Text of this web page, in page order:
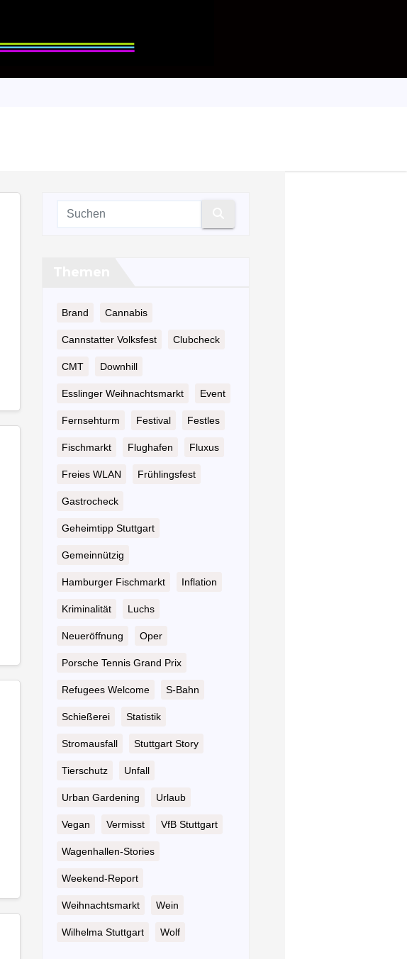
Brand Cannabis
Cannstatter Volksfest Clubcheck
CMT Downhill
Esslinger Weihnachtsmarkt Event
Fernsehturm Festival Festles
Fischmarkt Flughafen Fluxus
Freies WLAN Frühlingsfest
Gastrocheck
Geheimtipp Stuttgart
Gemeinnützig
Hamburger Fischmarkt Inflation
Kriminalität Luchs
Neueröffnung Oper
Porsche Tennis Grand Prix
Refugees Welcome S-Bahn
Schießerei Statistik
Stromausfall Stuttgart Story
Tierschutz Unfall
Urban Gardening Urlaub
Vegan Vermisst VfB Stuttgart
Wagenhallen-Stories
Weekend-Report
Weihnachtsmarkt Wein
Wilhelma Stuttgart Wolf